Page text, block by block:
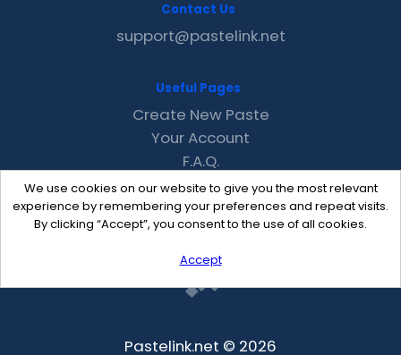
We use cookies on our website to give you the most relevant
experience by remembering your preferences and repeat visits.
By clicking “Accept”, you consent to the use of all cookies.
Accept
Contact Us
support@pastelink.net
Useful Pages
Create New Paste
Your Account
F.A.Q.
Recent
Contact
Pastelink.net © 2026